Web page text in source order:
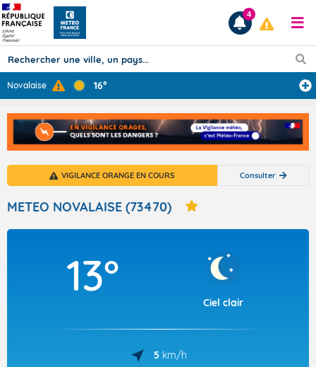
Prévisions
TOUS LES RÉSULTATS
Articles
4
Novalaise 16°
VIGILANCE ORANGE EN COURS Consulter
METEO NOVALAISE (73470)
13°
Ciel clair
5 km/h